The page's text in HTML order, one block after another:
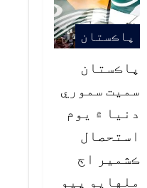
پاڪستان
پاڪستان
سميت سموري
دنيا ۾ يوم
استحصال
ڪشمير اڄ
ملهايو پيو